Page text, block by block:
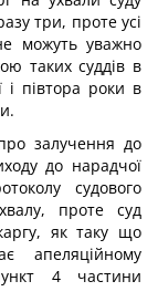
три, проте усі
можуть уважно
таких суддів в
і півтора роки в
залучення до
до нарадчої
судового
проте суд
як таку що
апеляційному
4 частини